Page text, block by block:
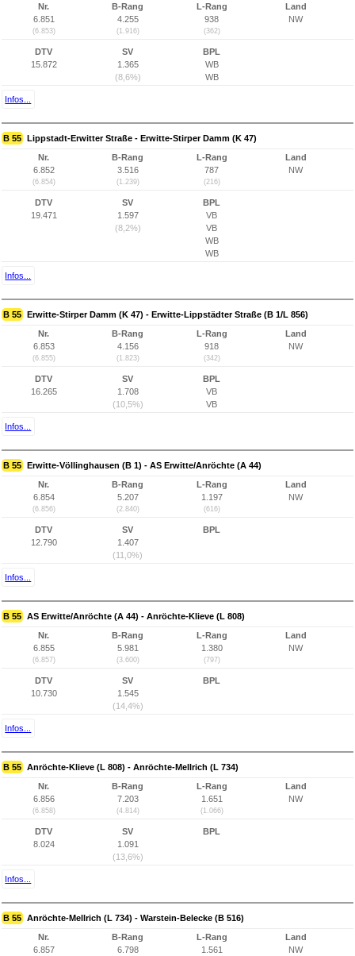
Nr.
6.851
(6.853)
B-Rang
4.255
(1.916)
L-Rang
938
(362)
Land
NW
DTV
15.872
SV
1.365
(8,6%)
BPL
WB
WB
Infos...
B 55 Lippstadt-Erwitter Straße - Erwitte-Stirper Damm (K 47)
Nr.
6.852
(6.854)
B-Rang
3.516
(1.239)
L-Rang
787
(216)
Land
NW
DTV
19.471
SV
1.597
(8,2%)
BPL
VB
VB
WB
WB
Infos...
B 55 Erwitte-Stirper Damm (K 47) - Erwitte-Lippstädter Straße (B 1/L 856)
Nr.
6.853
(6.855)
B-Rang
4.156
(1.823)
L-Rang
918
(342)
Land
NW
DTV
16.265
SV
1.708
(10,5%)
BPL
VB
VB
Infos...
B 55 Erwitte-Völlinghausen (B 1) - AS Erwitte/Anröchte (A 44)
Nr.
6.854
(6.856)
B-Rang
5.207
(2.840)
L-Rang
1.197
(616)
Land
NW
DTV
12.790
SV
1.407
(11,0%)
BPL
Infos...
B 55 AS Erwitte/Anröchte (A 44) - Anröchte-Klieve (L 808)
Nr.
6.855
(6.857)
B-Rang
5.981
(3.600)
L-Rang
1.380
(797)
Land
NW
DTV
10.730
SV
1.545
(14,4%)
BPL
Infos...
B 55 Anröchte-Klieve (L 808) - Anröchte-Mellrich (L 734)
Nr.
6.856
(6.858)
B-Rang
7.203
(4.814)
L-Rang
1.651
(1.066)
Land
NW
DTV
8.024
SV
1.091
(13,6%)
BPL
Infos...
B 55 Anröchte-Mellrich (L 734) - Warstein-Belecke (B 516)
Nr.
6.857
B-Rang
6.798
L-Rang
1.561
Land
NW